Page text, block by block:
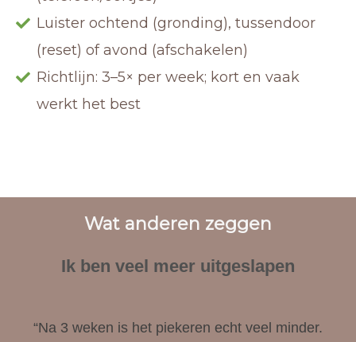
Luister ochtend (gronding), tussendoor
(reset) of avond (afschakelen)
Richtlijn: 3–5× per week; kort en vaak
werkt het best
Wat anderen zeggen
Ik ben veel meer uitgeslapen
“Na 3 weken is het piekeren echt veel minder.